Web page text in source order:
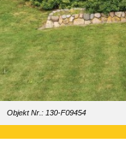
Objekt Nr.: 130-F09454